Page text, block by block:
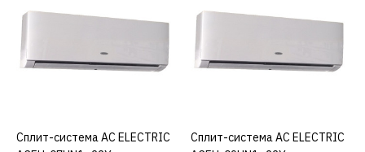
ELECTRIC ACEH-
07HN1_22Y
КУПИТЬ
Сплит-система AC ELECTRIC
КУПИТЬ
Сплит-система AC ELECTRIC